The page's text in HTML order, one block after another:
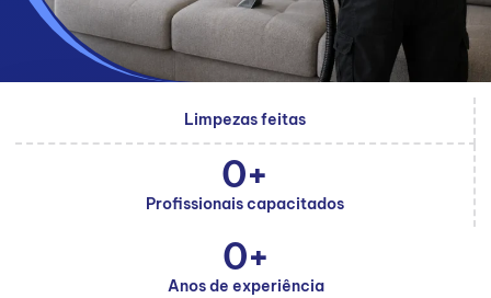
Limpezas feitas
Profissionais capacitados
0+
Anos de experiência
0+